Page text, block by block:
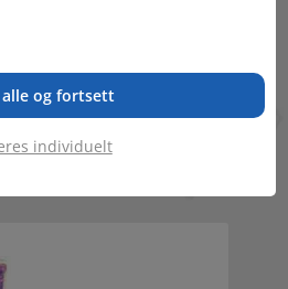
Fantasi
alle og fortsett
individuelt